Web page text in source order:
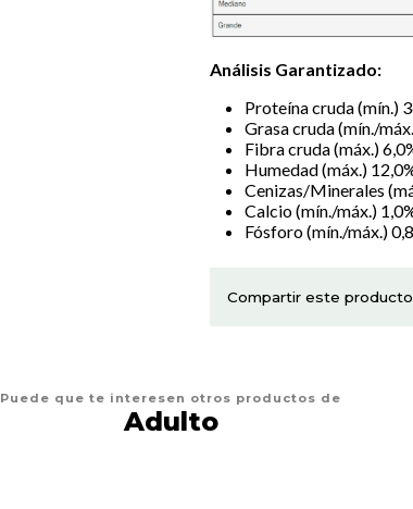
Análisis Garantizado:
Proteína cruda (mín.)
Grasa cruda (mín./
Fibra cruda (máx.)
Humedad (máx.)
Cenizas/Minerales
Calcio (mín./máx.)
Fósforo (mín./máx.)
Compartir este producto
Puede que te interesen otros productos de
Adulto